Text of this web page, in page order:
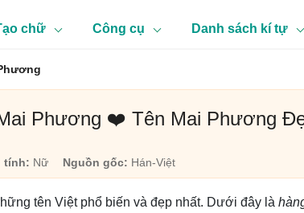
chữ Công cụ Danh sách kí tự
Phương ❤️ Tên Mai Phương
tính: Nữ Nguồn gốc: Hán-Việt
tên Việt phổ biến và đẹp nhất. Dưới đây là